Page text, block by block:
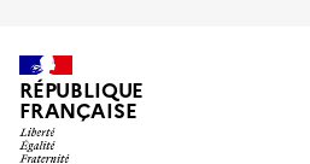
RÉPUBLIQUE
FRANÇAISE